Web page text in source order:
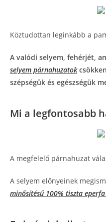
Köztudottan leginkább a
A valódi selyem, fehérjét,
selyem párnahuzatok
szépségük és egészségük
Mi a legfontosabb
A megfelelő párnahuzat
A selyem előnyeinek
minősítésű 100% tiszta